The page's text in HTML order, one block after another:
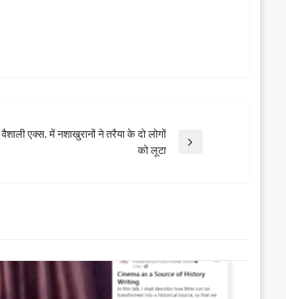
वैशाली एक्स. में नशाखुरानों ने तरैया के दो लोगों
को लूटा